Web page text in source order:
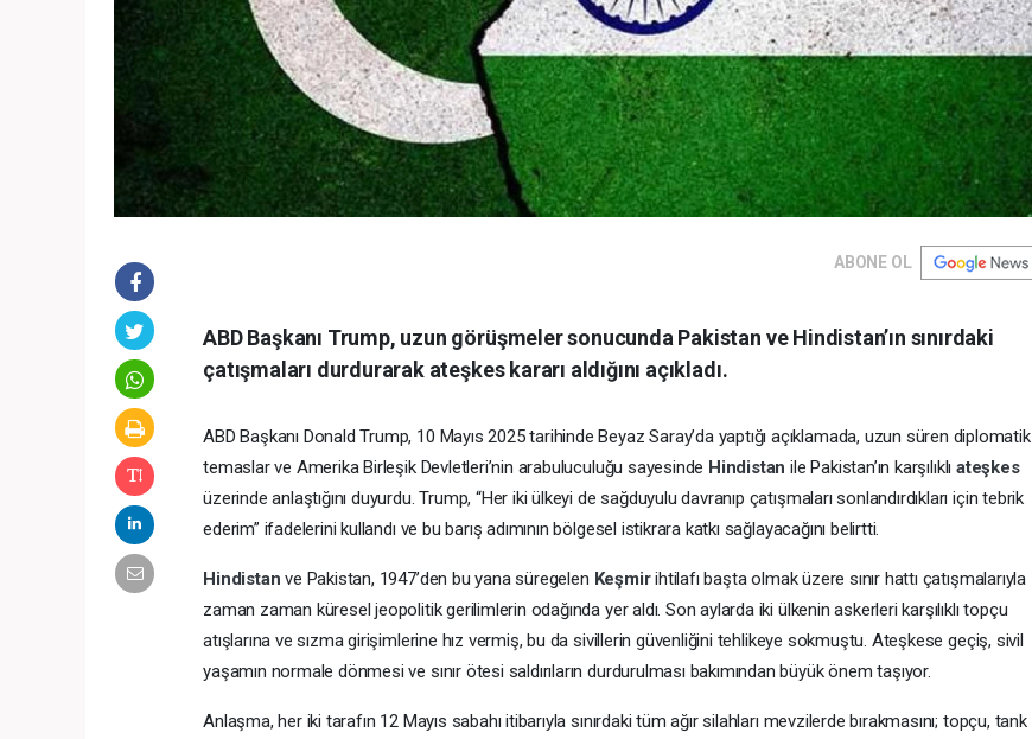
ABONE OL
ABD Başkanı Trump, uzun görüşmeler sonucunda Pakistan ve Hindistan’ın sınırdaki
çatışmaları durdurarak ateşkes kararı aldığını açıkladı.
ABD Başkanı Donald Trump, 10 Mayıs 2025 tarihinde Beyaz Saray’da yaptığı açıklamada, uzun süren diplomatik
temaslar ve Amerika Birleşik Devletleri’nin arabuluculuğu sayesinde Hindistanile Pakistan’ın karşılıklı ateşkes
üzerinde anlaştığını duyurdu. Trump, “Her iki ülkeyi de sağduyulu davranıp çatışmaları sonlandırdıkları için tebrik
ederim” ifadelerini kullandı ve bu barış adımının bölgesel istikrara katkı sağlayacağını belirtti.
Hindistanve Pakistan, 1947’den bu yana süregelen Keşmirihtilafı başta olmak üzere sınır hattı çatışmalarıyla
zaman zaman küresel jeopolitik gerilimlerin odağında yer aldı. Son aylarda iki ülkenin askerleri karşılıklı topçu
atışlarına ve sızma girişimlerine hız vermiş, bu da sivillerin güvenliğini tehlikeye sokmuştu. Ateşkese geçiş, sivil
yaşamın normale dönmesi ve sınır ötesi saldırıların durdurulması bakımından büyük önem taşıyor.
Anlaşma, her iki tarafın 12 Mayıs sabahı itibarıyla sınırdaki tüm ağır silahları mevzilerde bırakmasını; topçu, tank